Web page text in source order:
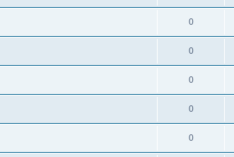
0
0
0
0
0